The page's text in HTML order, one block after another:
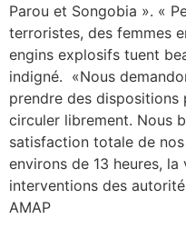
Parou et Songobia ». «
terroristes, des femmes
engins explosifs tuent
indigné. «Nous
prendre des
circuler librement. Nous
satisfaction totale de
environs de 13 heures,
interventions des
AMAP